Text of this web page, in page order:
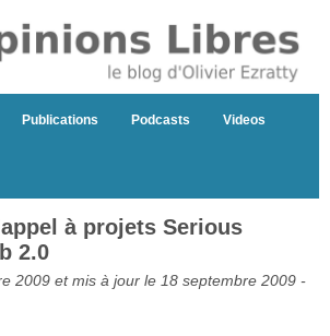
Publications Podcasts Videos
à projets Serious
2.0
2009 et mis à jour le 18 septembre 2009 -